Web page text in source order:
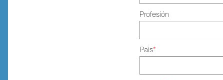
Profesión
Paìs*